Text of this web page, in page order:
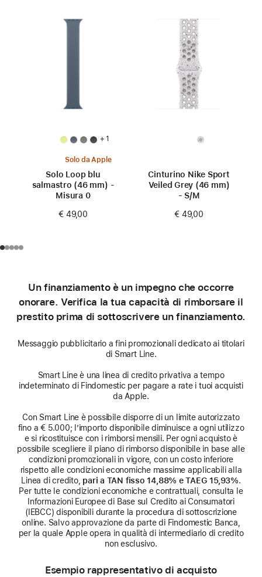
+ 1
Solo da Apple
Solo Loop blu
salmastro (46 mm) -
Misura 0
€ 49,00
Cinturino Nike Sport
Veiled Grey (46 mm)
- S/M
€ 49,00
Un finanziamento è un impegno che occorre
onorare. Verifica la tua capacità di rimborsare il
prestito prima di sottoscrivere un finanziamento.
Messaggio pubblicitario a fini promozionali dedicato ai titolari
di Smart Line.
Smart Line è una linea di credito privativa a tempo
indeterminato di Findomestic per pagare a rate i tuoi acquisti
da Apple.
Con Smart Line è possibile disporre di un limite autorizzato
fino a € 5.000; l’importo disponibile diminuisce a ogni utilizzo
e si ricostituisce con i rimborsi mensili. Per ogni acquisto è
possibile scegliere il piano di rimborso disponibile in base alle
condizioni promozionali in vigore, con un costo inferiore
rispetto alle condizioni economiche massime applicabili alla
Linea di credito, pari a TAN fisso 14,88% e TAEG 15,93%.
Per tutte le condizioni economiche e contrattuali, consulta le
Informazioni Europee di Base sul Credito ai Consumatori
(IEBCC) disponibili durante la procedura di sottoscrizione
online. Salvo approvazione da parte di Findomestic Banca,
per la quale Apple opera in qualità di intermediario di credito
non esclusivo.
Esempio rappresentativo di acquisto